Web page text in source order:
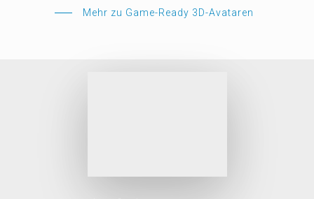
Mehr zu Game-Ready 3D-Avataren